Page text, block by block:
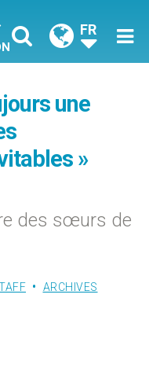
FR
une
»
des sœurs de
ARCHIVES